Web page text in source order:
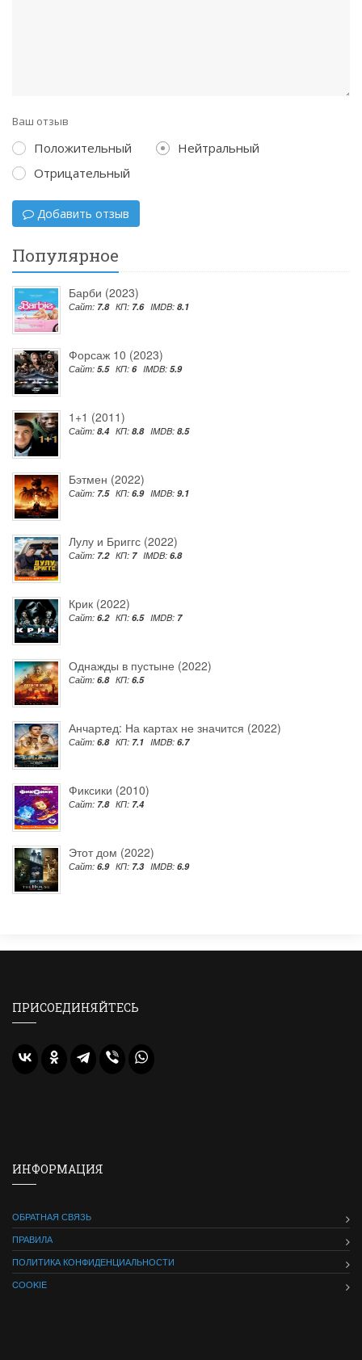
Ваш отзыв
Положительный
Нейтральный
Отрицательный
Добавить отзыв
Популярное
Барби (2023)
Сайт: 7.8 КП: 7.6 IMDB: 8.1
Форсаж 10 (2023)
Сайт: 5.5 КП: 6 IMDB: 5.9
1+1 (2011)
Сайт: 8.4 КП: 8.8 IMDB: 8.5
Бэтмен (2022)
Сайт: 7.5 КП: 6.9 IMDB: 9.1
Лулу и Бриггс (2022)
Сайт: 7.2 КП: 7 IMDB: 6.8
Крик (2022)
Сайт: 6.2 КП: 6.5 IMDB: 7
Однажды в пустыне (2022)
Сайт: 6.8 КП: 6.5
Анчартед: На картах не значится (2022)
Сайт: 6.8 КП: 7.1 IMDB: 6.7
Фиксики (2010)
Сайт: 7.8 КП: 7.4
Этот дом (2022)
Сайт: 6.9 КП: 7.3 IMDB: 6.9
ПРИСОЕДИНЯЙТЕСЬ
ИНФОРМАЦИЯ
ОБРАТНАЯ СВЯЗЬ
ПРАВИЛА
ПОЛИТИКА КОНФИДЕНЦИАЛЬНОСТИ
COOKIE